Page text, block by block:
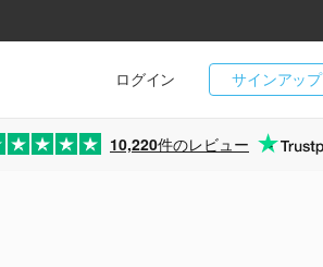
サインアップ
ログイン
10,220件のレビュー